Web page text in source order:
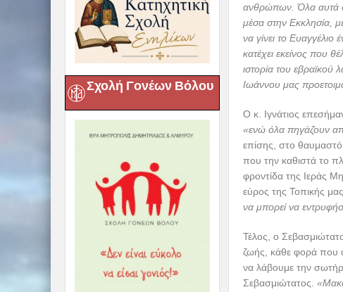
Σχολή Γονέων Βόλου
ανθρώπων. Όλα αυτά
μέσα στην Εκκλησία,
να γίνει το
κατέχει εκείνος που
ιστορία του
Ιωάννου μας
Ο κ. Ιγνάτιος
«ενώ όλα πηγάζουν
επίσης, στο θαυμαστό
που την καθιστά το
φροντίδα της Ιεράς
εύρος της Τοπικής
να μπορεί να
Τέλος, ο
ζωής, κάθε φορά που
να λάβουμε την
Σεβασμιώτατος.